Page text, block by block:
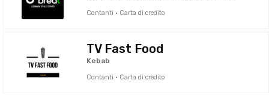
Contanti · Carta di credito
TV Fast Food
Kebab
Contanti · Carta di credito